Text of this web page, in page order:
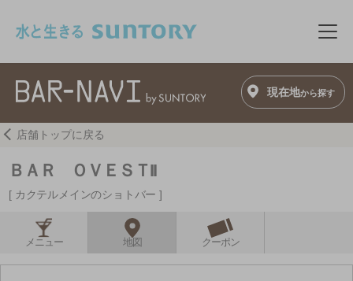
メ
現在地から探す
店舗トップに戻る
ＢＡＲ ＯＶＥＳＴII
カクテルメインのショトバー
メニュー 地図 クーポン